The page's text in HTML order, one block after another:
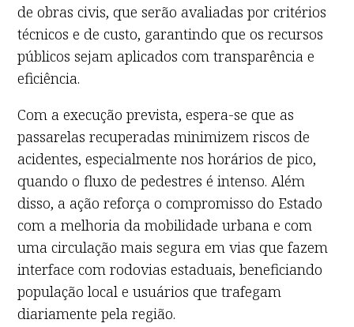
de obras civis, que serão avaliadas por critérios
técnicos e de custo, garantindo que os recursos
públicos sejam aplicados com transparência e
eficiência.
Com a execução prevista, espera-se que as
passarelas recuperadas minimizem riscos de
acidentes, especialmente nos horários de pico,
quando o fluxo de pedestres é intenso. Além
disso, a ação reforça o compromisso do Estado
com a melhoria da mobilidade urbana e com
uma circulação mais segura em vias que fazem
interface com rodovias estaduais, beneficiando
população local e usuários que trafegam
diariamente pela região.